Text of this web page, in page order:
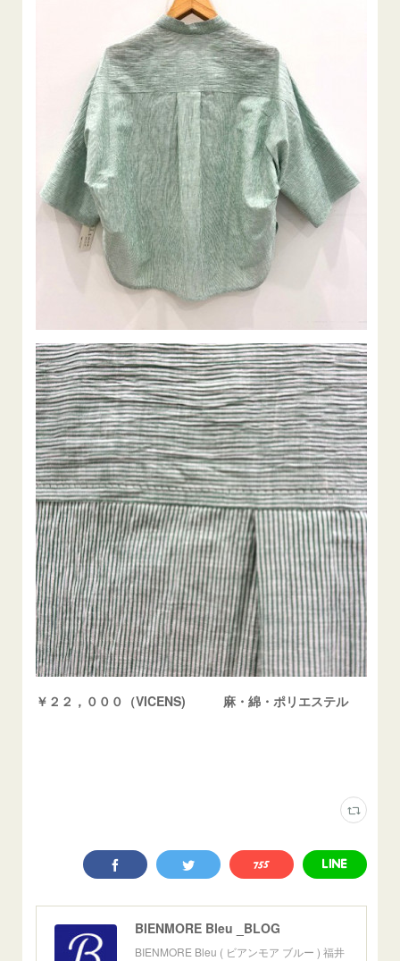
￥２２，０００（VICENS) 麻・綿・ポリエステル
BIENMORE Bleu _BLOG
BIENMORE Bleu ( ビアンモア ブルー ) 福井